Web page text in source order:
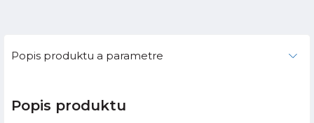
Popis produktu a parametre
Popis produktu